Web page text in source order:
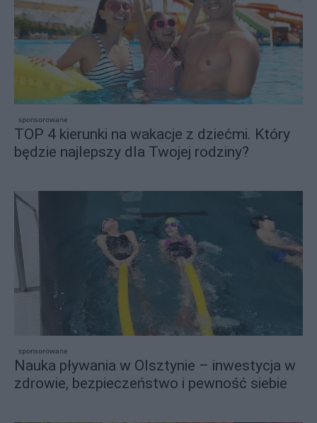
sponsorowane
TOP 4 kierunki na wakacje z dziećmi. Który
będzie najlepszy dla Twojej rodziny?
sponsorowane
Nauka pływania w Olsztynie – inwestycja w
zdrowie, bezpieczeństwo i pewność siebie